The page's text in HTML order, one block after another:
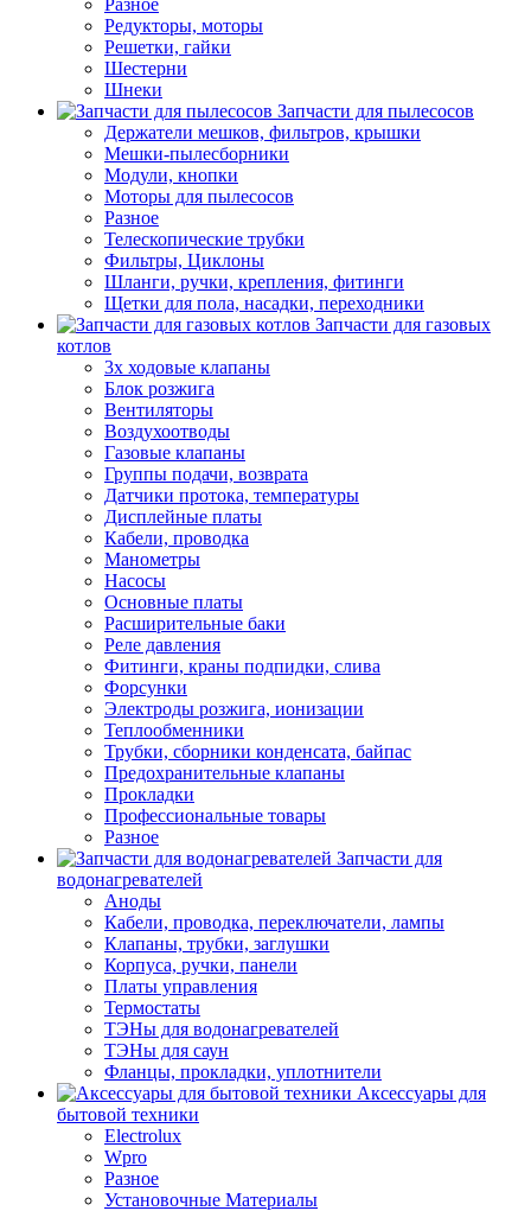
Разное
Редукторы, моторы
Решетки, гайки
Шестерни
Шнеки
Запчасти для пылесосов
Держатели мешков, фильтров, крышки
Мешки-пылесборники
Модули, кнопки
Моторы для пылесосов
Разное
Телескопические трубки
Фильтры, Циклоны
Шланги, ручки, крепления, фитинги
Щетки для пола, насадки, переходники
Запчасти для газовых
котлов
3х ходовые клапаны
Блок розжига
Вентиляторы
Воздухоотводы
Газовые клапаны
Группы подачи, возврата
Датчики протока, температуры
Дисплейные платы
Кабели, проводка
Манометры
Насосы
Основные платы
Расширительные баки
Реле давления
Фитинги, краны подпидки, слива
Форсунки
Электроды розжига, ионизации
Теплообменники
Трубки, сборники конденсата, байпас
Предохранительные клапаны
Прокладки
Профессиональные товары
Разное
Запчасти для
водонагревателей
Аноды
Кабели, проводка, переключатели, лампы
Клапаны, трубки, заглушки
Корпуса, ручки, панели
Платы управления
Термостаты
ТЭНы для водонагревателей
ТЭНы для саун
Фланцы, прокладки, уплотнители
Аксессуары для
бытовой техники
Electrolux
Wpro
Разное
Установочные Материалы